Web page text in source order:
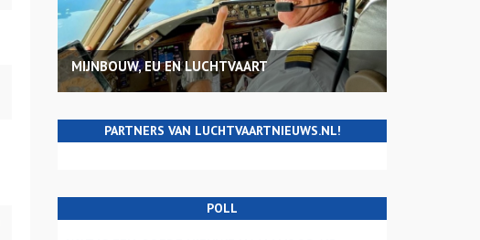
MIJNBOUW, EU EN LUCHTVAART
PARTNERS VAN LUCHTVAARTNIEUWS.NL!
POLL